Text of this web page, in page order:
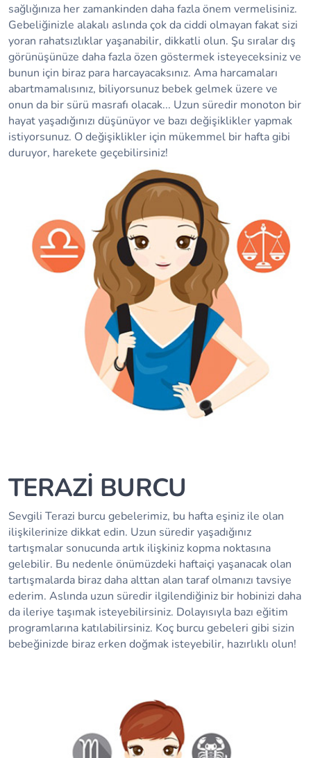
sağlığınıza her zamankinden daha fazla önem vermelisiniz.
Gebeliğinizle alakalı aslında çok da ciddi olmayan fakat sizi
yoran rahatsızlıklar yaşanabilir, dikkatli olun. Şu sıralar dış
görünüşünüze daha fazla özen göstermek isteyeceksiniz ve
bunun için biraz para harcayacaksınız. Ama harcamaları
abartmamalısınız, biliyorsunuz bebek gelmek üzere ve
onun da bir sürü masrafı olacak... Uzun süredir monoton bir
hayat yaşadığınızı düşünüyor ve bazı değişiklikler yapmak
istiyorsunuz. O değişiklikler için mükemmel bir hafta gibi
duruyor, harekete geçebilirsiniz!
TERAZİ BURCU
Sevgili Terazi burcu gebelerimiz, bu hafta eşiniz ile olan
ilişkilerinize dikkat edin. Uzun süredir yaşadığınız
tartışmalar sonucunda artık ilişkiniz kopma noktasına
gelebilir. Bu nedenle önümüzdeki haftaiçi yaşanacak olan
tartışmalarda biraz daha alttan alan taraf olmanızı tavsiye
ederim. Aslında uzun süredir ilgilendiğiniz bir hobinizi daha
da ileriye taşımak isteyebilirsiniz. Dolayısıyla bazı eğitim
programlarına katılabilirsiniz. Koç burcu gebeleri gibi sizin
bebeğinizde biraz erken doğmak isteyebilir, hazırlıklı olun!